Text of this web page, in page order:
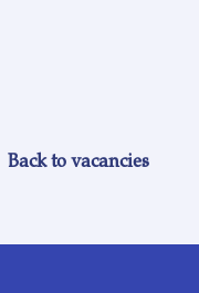
Back to vacancies